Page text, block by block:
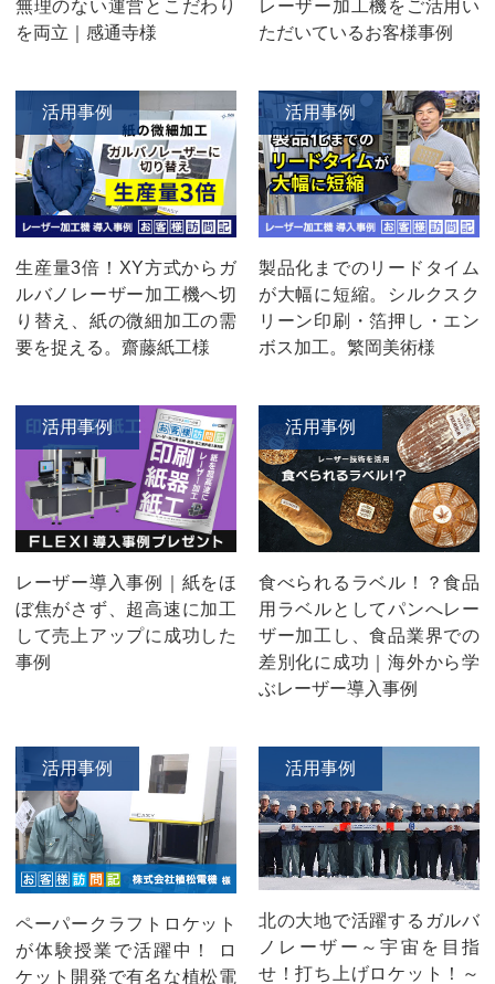
無理のない運営とこだわり
を両立｜感通寺様
レーザー加工機をご活用い
ただいているお客様事例
活用事例
生産量3倍！XY方式からガ
ルバノレーザー加工機へ切
り替え、紙の微細加工の需
要を捉える。齋藤紙工様
活用事例
製品化までのリードタイム
が大幅に短縮。シルクスク
リーン印刷・箔押し・エン
ボス加工。繁岡美術様
活用事例
レーザー導入事例｜紙をほ
ぼ焦がさず、超高速に加工
して売上アップに成功した
事例
活用事例
食べられるラベル！？食品
用ラベルとしてパンへレー
ザー加工し、食品業界での
差別化に成功｜海外から学
ぶレーザー導入事例
活用事例
ペーパークラフトロケット
が体験授業で活躍中！ ロ
ケット開発で有名な植松電
活用事例
北の大地で活躍するガルバ
ノレーザー～宇宙を目指
せ！打ち上げロケット！～